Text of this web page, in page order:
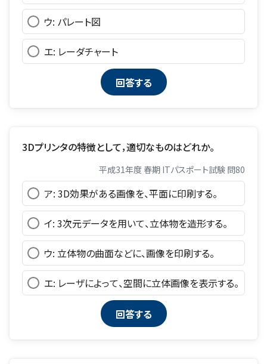
ウ: パレート図
エ: レーダチャート
3Dプリンタの特徴として，適切なものはどれか。
平成31年度 春期 ITパスポート試験 問80
ア: 3D効果がある画像を、平面に印刷する。
イ: 3次元データを用いて、立体物を造形する。
ウ: 立体物の曲面などに、画像を印刷する。
エ: レーザによって、空間に立体画像を表示する。